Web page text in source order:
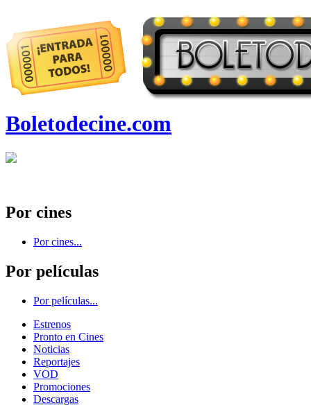
Boletodecine.com
Por cines
Por cines...
Por películas
Por películas...
Estrenos
Pronto en Cines
Noticias
Reportajes
VOD
Promociones
Descargas